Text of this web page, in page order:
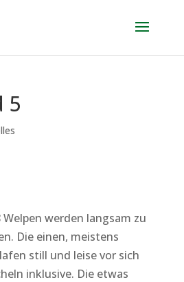
5
werden langsam zu
Die einen, meistens
still und leise vor sich
inklusive. Die etwas